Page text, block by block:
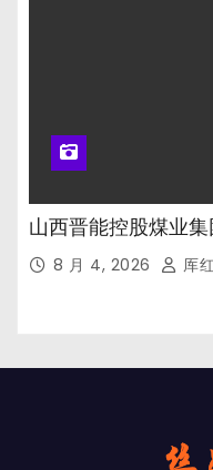
山西晋能控股煤业
8 月 4, 2026 厍